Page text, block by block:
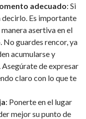
adecuado: Si
decirlo. Es importante
asertiva en el
No guardes rencor, ya
acumularse y
de expresar
claro con lo que te
: Ponerte en el lugar
mejor su punto de